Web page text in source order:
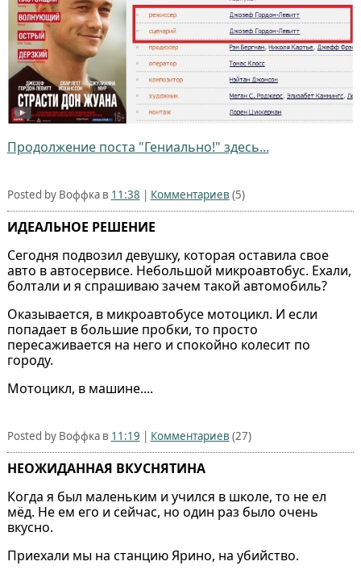
Продолжение поста "Гениально!" здесь...
Posted by Воффка в 11:38 Комментариев (5)
ИДЕАЛЬНОЕ РЕШЕНИЕ
Сегодня подвозил девушку, которая оставила свое
авто в автосервисе. Небольшой микроавтобус. Ехали,
болтали и я спрашиваю зачем такой автомобиль?
Оказывается, в микроавтобусе мотоцикл. И если
попадает в большие пробки, то просто
пересаживается на него и спокойно колесит по
городу.
Мотоцикл, в машине....
Posted by Воффка в 11:19 Комментариев (27)
НЕОЖИДАННАЯ ВКУСНЯТИНА
Когда я был маленьким и учился в школе, то не ел
мёд. Не ем его и сейчас, но один раз было очень
вкусно.
Приехали мы на станцию Ярино, на убийство.